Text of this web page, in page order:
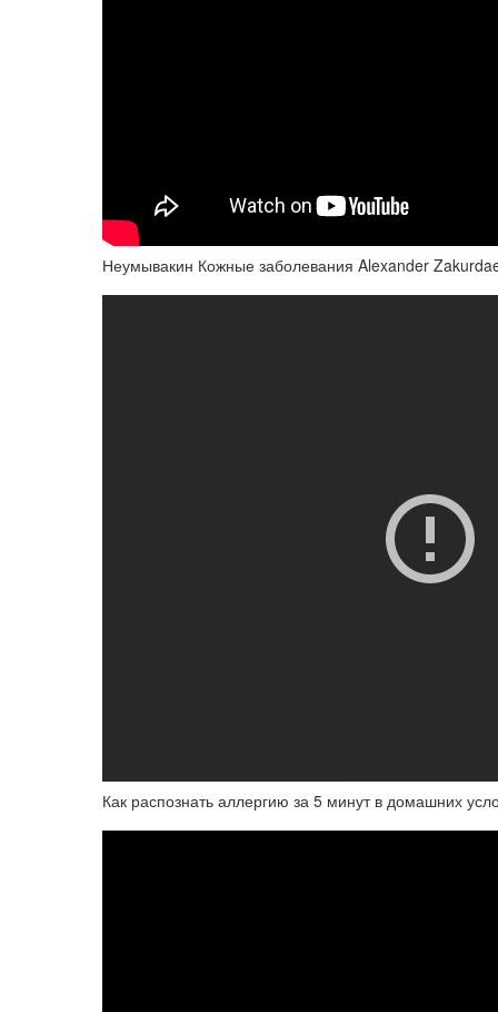
Неумывакин Кожные заболевания Alexander
Как распознать аллергию за 5 минут в домашних